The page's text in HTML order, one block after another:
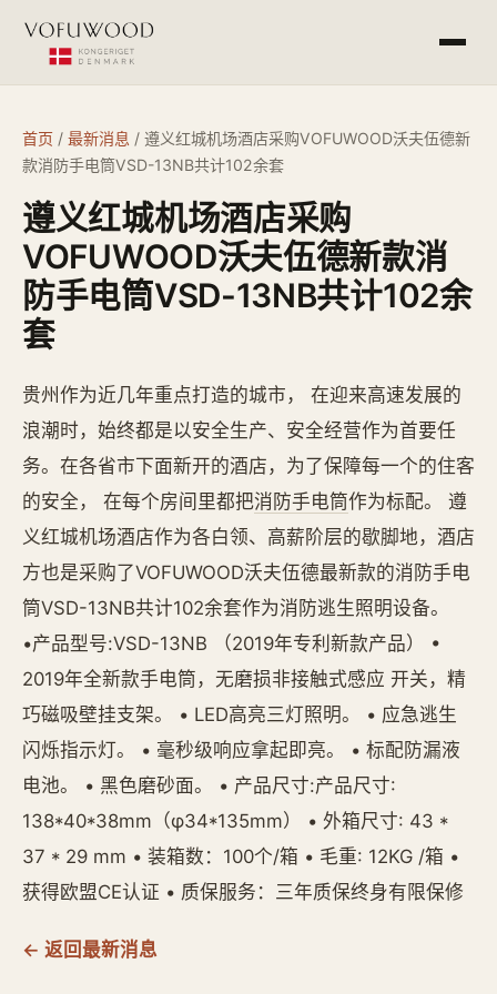
工程案例
常见问答
最新消息
杭州欧萨酒店设备有限公司
service@vofu.cn
首页 / 最新消息 / 遵义红城机场酒店采购VOFUWOOD沃夫伍德新
款消防手电筒VSD-13NB共计102余套
遵义红城机场酒店采购
VOFUWOOD沃夫伍德新款消
防手电筒VSD-13NB共计102余
套
贵州作为近几年重点打造的城市， 在迎来高速发展的
浪潮时，始终都是以安全生产、安全经营作为首要任
务。在各省市下面新开的酒店，为了保障每一个的住客
的安全， 在每个房间里都把消防手电筒作为标配。 遵
义红城机场酒店作为各白领、高薪阶层的歇脚地，酒店
方也是采购了VOFUWOOD沃夫伍德最新款的消防手电
筒VSD-13NB共计102余套作为消防逃生照明设备。
•产品型号:VSD-13NB （2019年专利新款产品） •
2019年全新款手电筒，无磨损非接触式感应 开关，精
巧磁吸壁挂支架。 • LED高亮三灯照明。 • 应急逃生
闪烁指示灯。 • 毫秒级响应拿起即亮。 • 标配防漏液
电池。 • 黑色磨砂面。 • 产品尺寸:产品尺寸:
138*40*38mm（φ34*135mm） • 外箱尺寸: 43 *
37 * 29 mm • 装箱数：100个/箱 • 毛重: 12KG /箱 •
获得欧盟CE认证 • 质保服务：三年质保终身有限保修
← 返回最新消息